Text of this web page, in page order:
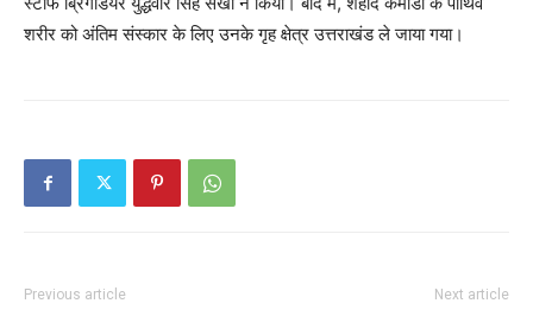
शरीर को अंतिम संस्कार के लिए उनके गृह क्षेत्र उत्तराखंड ले जाया गया।
Previous article Next article